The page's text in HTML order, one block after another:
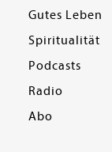
Gutes Leben
Spiritualität
Podcasts
Radio
Abo